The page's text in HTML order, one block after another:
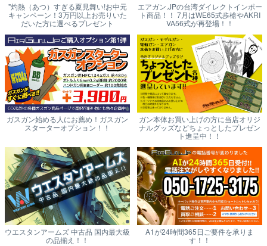
"灼熱（あつ）すぎる夏見舞い!お中元
キャンペーン！3万円以上お売りいた
だいた方に選べるプレゼント
エアガン.JPの台湾ダイレクトインポー
ト商品！！ 7月はWE65式歩槍やAKRI
VA56式が再登場！！
ガスガン始める人にお薦め！ガスガン
スターターオプション！！
ガン本体お買い上げの方に当店オリジ
ナルグッズなどちょっとしたプレゼン
ト進呈中！！
ウエスタンアームズ 中古品 国内最大級
の品揃え！！
A1が24時間365日ご要件を承りま
す！！